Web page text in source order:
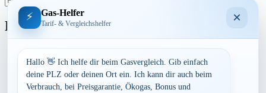
Bundesland
Bayern
Berlin
Brandenburg
⚡ Gas-Helfer
Tarif- & Vergleichshelfer ×
Hallo 👋 Ich helfe dir beim Gasvergleich. Gib einfach
deine PLZ oder deinen Ort ein. Ich kann dir auch beim
Verbrauch, bei Preisgarantie, Ökogas, Bonus und